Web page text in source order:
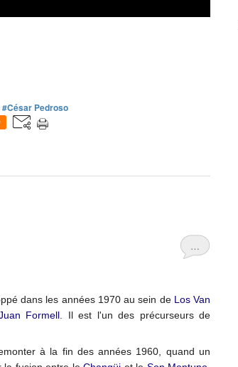
#César Pedroso
…
dans les années 1970 au sein de Los Van
Formell . Il est l'un des précurseurs de
à la fin des années 1960, quand un